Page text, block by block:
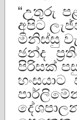
“උතුරු
අපිට
මිනිස්සු
ඡන්ද
පිරිසක්